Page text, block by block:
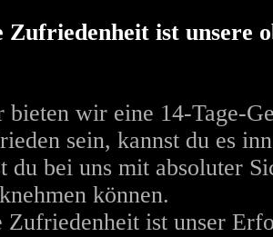
Zufriedenheit ist unsere
bieten wir eine 14-Tage-
sein, kannst du es
du bei uns mit absoluter
können.
Zufriedenheit ist unser